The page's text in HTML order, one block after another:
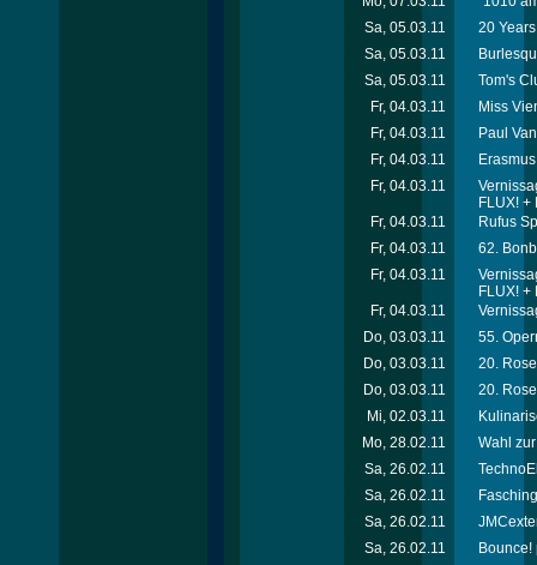
Sa, 05.03.11
20
Sa, 05.03.11
Sa, 05.03.11
Tom's
Fr, 04.03.11
Miss
Fr, 04.03.11
Paul
Fr, 04.03.11
Fr, 04.03.11
FLUX! +
Fr, 04.03.11
Rufus
Fr, 04.03.11
62.
Fr, 04.03.11
FLUX! +
Fr, 04.03.11
Do, 03.03.11
55.
Do, 03.03.11
20.
Do, 03.03.11
20.
Mi, 02.03.11
Mo, 28.02.11
Wahl
Sa, 26.02.11
Sa, 26.02.11
Sa, 26.02.11
Sa, 26.02.11
Bounce!